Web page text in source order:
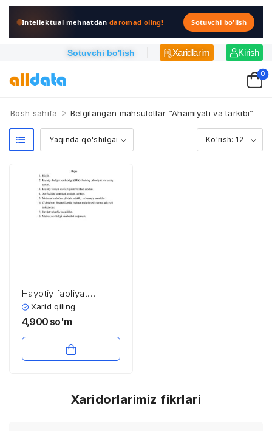
Intellektual mehnatdandaromad oling! Sotuvchi bo'lish
Sotuvchi bo'lish Xaridlarim Kirish
0
Bosh sahifa > Belgilangan mahsulotlar “Ahamiyati va tarkibi”
Hayotiy faoliyat
xavfsizliging asosiy
tushunchalari
Xarid qiling
4,900 so'm
Xaridorlarimiz fikrlari